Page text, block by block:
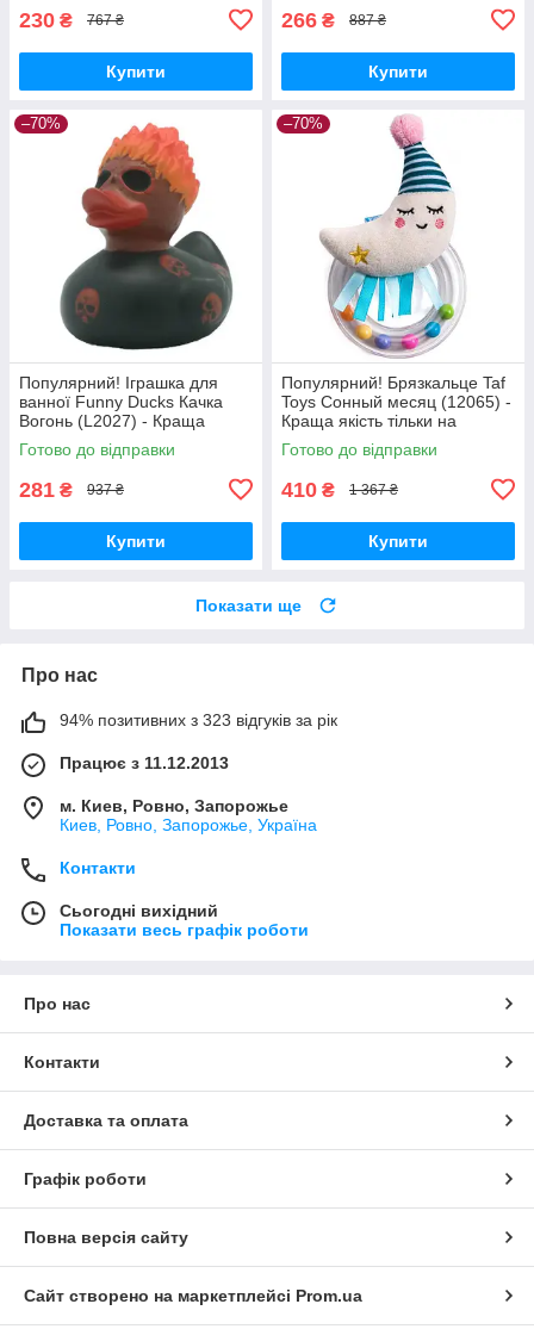
230 ₴ 767 ₴
Купити
266 ₴ 887 ₴
Купити
–70%
Популярний! Іграшка для
ванної Funny Ducks Качка
Вогонь (L2027) - Краща
якість тільки на
Nukleon.com.ua
Готово до відправки
281 ₴ 937 ₴
Купити
–70%
Популярний! Брязкальце Taf
Toys Сонный месяц (12065) -
Краща якість тільки на
Nukleon.com.ua
Готово до відправки
410 ₴ 1 367 ₴
Купити
Показати ще
Про нас
94% позитивних з 323 відгуків за рік
Працює з 11.12.2013
м. Киев, Ровно, Запорожье
Киев, Ровно, Запорожье, Україна
Контакти
Сьогодні вихідний
Показати весь графік роботи
Про нас
Контакти
Доставка та оплата
Графік роботи
Повна версія сайту
Сайт створено на маркетплейсі Prom.ua